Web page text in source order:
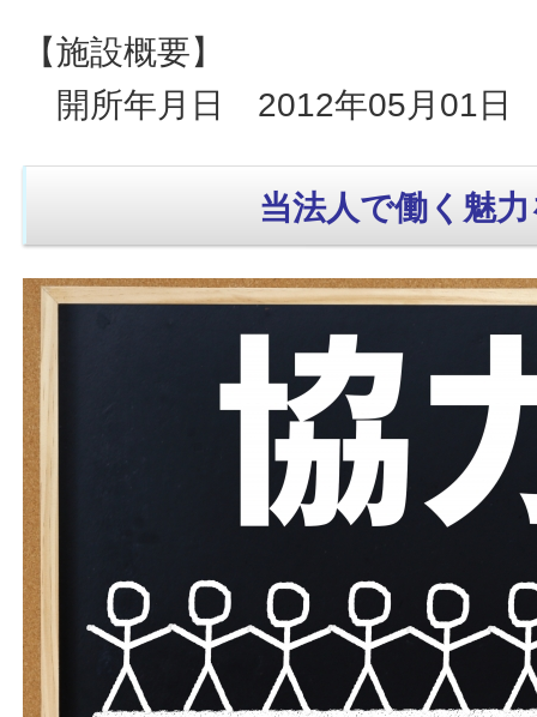
【施設概要】
開所年月日 2012年05月01日
当法人で働く魅